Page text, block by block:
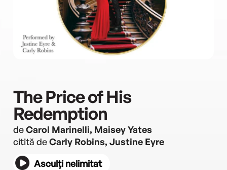
The Price of His
Redemption
deCarol Marinelli, Maisey Yates
citită deCarly Robins, Justine Eyre
Asculți nelimitat